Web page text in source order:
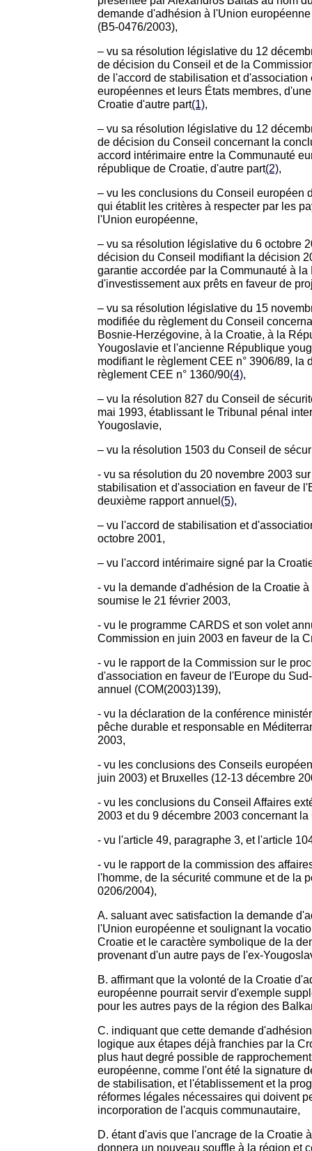
demande d'adhésion à l'Union
(B5-0476/2003),
– vu sa résolution législative du 12
de décision du Conseil et de la
de l'accord de stabilisation et d'association
européennes et leurs États membres,
Croatie d'autre part(1),
– vu sa résolution législative du 12
de décision du Conseil concernant la
accord intérimaire entre la Communauté
république de Croatie, d'autre part(2),
– vu les conclusions du Conseil européen
qui établit les critères à respecter par les
l'Union européenne,
– vu sa résolution législative du 6 octobre
décision du Conseil modifiant la décision
garantie accordée par la Communauté à
d'investissement aux prêts en faveur de
– vu sa résolution législative du 15
modifiée du règlement du Conseil
Bosnie-Herzégovine, à la Croatie, à la
Yougoslavie et l'ancienne République
modifiant le règlement CEE n° 3906/89, la
règlement CEE n° 1360/90(4),
– vu la résolution 827 du Conseil de
mai 1993, établissant le Tribunal pénal
Yougoslavie,
– vu la résolution 1503 du Conseil de
- vu sa résolution du 20 novembre 2003
stabilisation et d'association en faveur de
deuxième rapport annuel(5),
– vu l'accord de stabilisation et
octobre 2001,
– vu l'accord intérimaire signé par la
- vu la demande d'adhésion de la Croatie
soumise le 21 février 2003,
- vu le programme CARDS et son volet
Commission en juin 2003 en faveur de la
- vu le rapport de la Commission sur le
d'association en faveur de l'Europe du
annuel (COM(2003)139),
- vu la déclaration de la conférence
pêche durable et responsable en
2003,
- vu les conclusions des Conseils
juin 2003) et Bruxelles (12-13 décembre
- vu les conclusions du Conseil Affaires
2003 et du 9 décembre 2003 concernant la
- vu l'article 49, paragraphe 3, et l'article
- vu le rapport de la commission des
l'homme, de la sécurité commune et de la
0206/2004),
A. saluant avec satisfaction la demande
l'Union européenne et soulignant la
Croatie et le caractère symbolique de la
provenant d'un autre pays de l'ex-
B. affirmant que la volonté de la Croatie
européenne pourrait servir d'exemple
pour les autres pays de la région des
C. indiquant que cette demande
logique aux étapes déjà franchies par la
plus haut degré possible de
européenne, comme l'ont été la signature
de stabilisation, et l'établissement et la
réformes légales nécessaires qui doivent
incorporation de l'acquis communautaire,
D. étant d'avis que l'ancrage de la Croatie
donnera un nouveau souffle à la région et